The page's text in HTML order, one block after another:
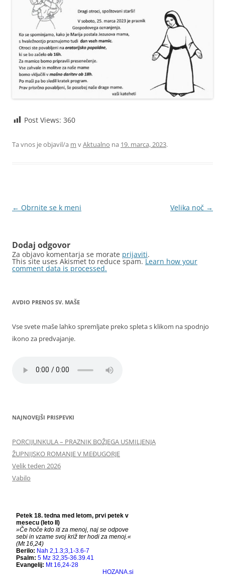
Post Views: 360
Ta vnos je objavil/a m vAktualno na 19. marca, 2023.
Krmarjenje
← Obrnite se k meni Velika noč →
Dodaj odgovor
Za objavo komentarja se morate prijaviti.
This site uses Akismet to reduce spam.Learn how your
comment data is processed.
AVDIO PRENOS SV. MAŠE
Vse svete maše lahko spremljate preko spleta s klikom na spodnjo
ikono za predvajanje.
NAJNOVEJŠI PRISPEVKI
PORCIJUNKULA – PRAZNIK BOŽJEGA USMILJENJA
ŽUPNIJSKO ROMANJE V MEĐUGORJE
Velik teden 2026
Vabilo